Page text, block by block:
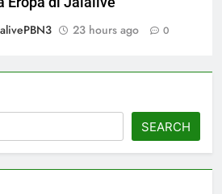
23 hours ago 0
SEARCH